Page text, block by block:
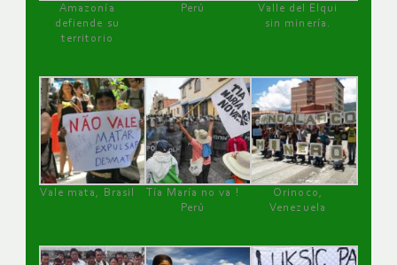
Amazonía
defiende su
territorio
Perú
Valle del Elqui
sin minería.
Vale mata, Brasil
Tía María no va !
Perú
Orinoco,
Venezuela